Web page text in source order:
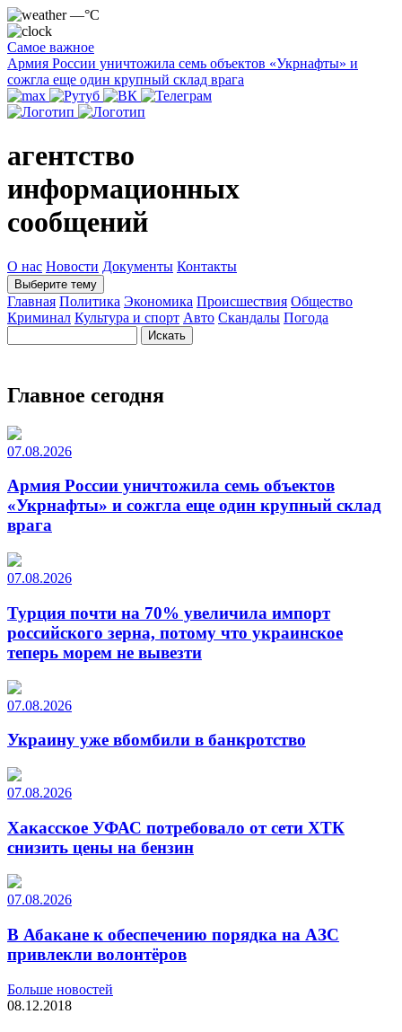
—°C
Самое важное
Армия России уничтожила семь объектов «Укрнафты» и
сожгла еще один крупный склад врага
агентство
информационных
сообщений
О нас Новости Документы Контакты
Выберите тему
Главная Политика Экономика Происшествия Общество
Криминал Культура и спорт Авто Скандалы Погода
Главное сегодня
07.08.2026
Армия России уничтожила семь объектов
«Укрнафты» и сожгла еще один крупный склад
врага
07.08.2026
Турция почти на 70% увеличила импорт
российского зерна, потому что украинское
теперь морем не вывезти
07.08.2026
Украину уже вбомбили в банкротство
07.08.2026
Хакасское УФАС потребовало от сети ХТК
снизить цены на бензин
07.08.2026
В Абакане к обеспечению порядка на АЗС
привлекли волонтёров
Больше новостей
08.12.2018